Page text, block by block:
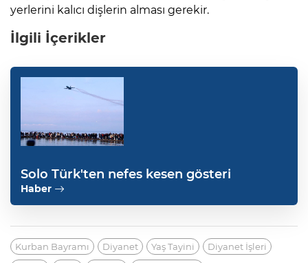
yerlerini kalıcı dişlerin alması gerekir.
İlgili İçerikler
Solo Türk'ten nefes kesen gösteri
Haber
Kurban Bayramı Diyanet Yaş Tayini
Diyanet İşleri